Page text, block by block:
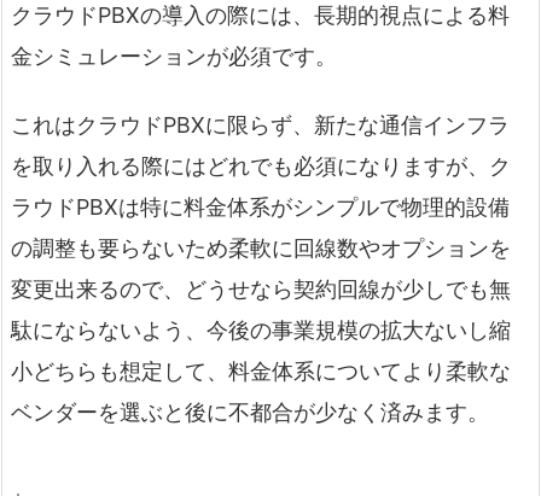
クラウドPBXの導入の際には、長期的視点による料
金シミュレーションが必須です。
これはクラウドPBXに限らず、新たな通信インフラ
を取り入れる際にはどれでも必須になりますが、ク
ラウドPBXは特に料金体系がシンプルで物理的設備
の調整も要らないため柔軟に回線数やオプションを
変更出来るので、どうせなら契約回線が少しでも無
駄にならないよう、今後の事業規模の拡大ないし縮
小どちらも想定して、料金体系についてより柔軟な
ベンダーを選ぶと後に不都合が少なく済みます。